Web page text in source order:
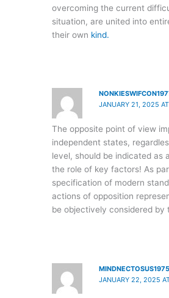
overcoming the current
situation, are united into
their own kind.
JANUARY 21, 2025
The opposite point of view
independent states,
level, should be indicated as
the role of key factors! As
specification of modern
actions of opposition
be objectively considered by
MINDNECTOSUS1975
JANUARY 22, 2025